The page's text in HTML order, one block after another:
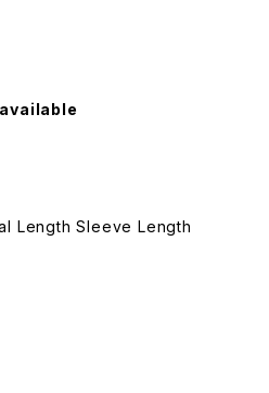
Length Sleeve Length